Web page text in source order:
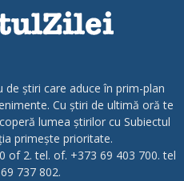
știri care aduce în prim-plan
Cu știri de ultimă oră te
lumea știrilor cu Subiectul
primește prioritate.
of 2. tel. of. +373 69 403 700. tel
737 802.